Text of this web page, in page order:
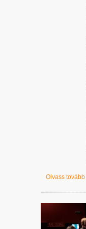
Olvass tovább